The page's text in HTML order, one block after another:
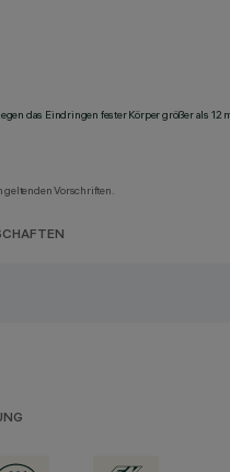
das Eindringen fester Körper größer als
Vorschriften.